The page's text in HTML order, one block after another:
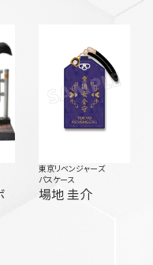
東京リベンジャーズ
パスケース
場地 圭介